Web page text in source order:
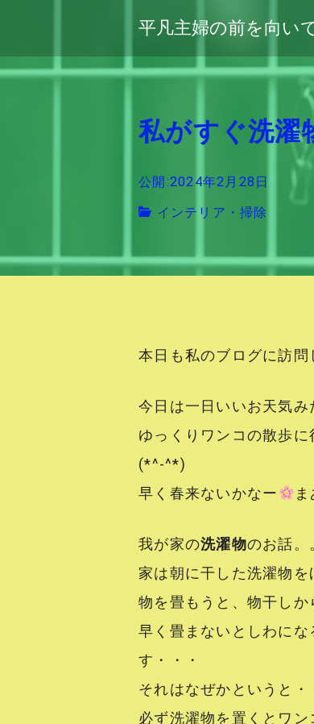
平凡主婦の前を向い
私がすぐ洗濯
公開:2024年2月28日
インテリア・掃除
本日も私のブログに訪
今日は一日いいお天気
ゆっくりワンコの散歩に
(*^-^*)
早く春来ないかなー
我が家の洗濯物のお話。
家は朝に干した洗濯物
物を畳もうと、物干し
早く畳まないとしわに
す・・・
それはなぜかというと・
必ず洗濯物を置くとワン